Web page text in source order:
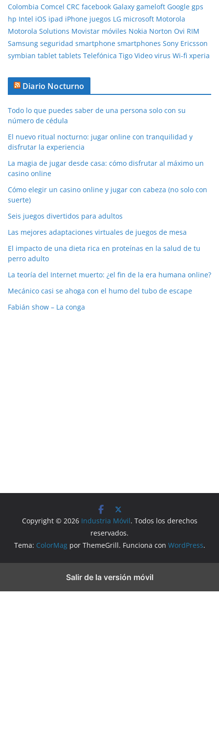
Colombia Comcel CRC facebook Galaxy gameloft Google gps
hp Intel iOS ipad iPhone juegos LG microsoft Motorola
Motorola Solutions Movistar móviles Nokia Norton Ovi RIM
Samsung seguridad smartphone smartphones Sony Ericsson
symbian tablet tablets Telefónica Tigo Video virus Wi-fi xperia
Diario Nocturno
Todo lo que puedes saber de una persona solo con su
número de cédula
El nuevo ritual nocturno: jugar online con tranquilidad y
disfrutar la experiencia
La magia de jugar desde casa: cómo disfrutar al máximo un
casino online
Cómo elegir un casino online y jugar con cabeza (no solo con
suerte)
Seis juegos divertidos para adultos
Las mejores adaptaciones virtuales de juegos de mesa
El impacto de una dieta rica en proteínas en la salud de tu
perro adulto
La teoría del Internet muerto: ¿el fin de la era humana online?
Mecánico casi se ahoga con el humo del tubo de escape
Fabián show – La conga
Copyright © 2026 Industria Móvil. Todos los derechos
reservados.
Tema: ColorMagpor ThemeGrill. Funciona con WordPress.
Salir de la versión móvil